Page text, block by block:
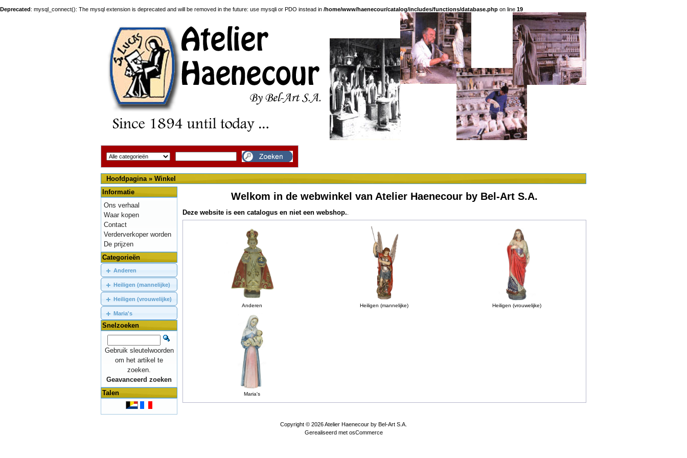
Deprecated: mysql_connect(): The mysql extension is deprecated and will be removed in the future: use mysqli or PDO instead in /home/www/haenecour/catalog/includes/functions/database.php on line 19
Hoofdpagina» Winkel
Welkom in de webwinkel van Atelier Haenecour by Bel-Art S.A.
Deze website is een catalogus en niet een webshop.
Anderen Heiligen (mannelijke) Heiligen (vrouwelijke)
Maria's
Informatie
Ons verhaal
Waar kopen
Contact
Verderverkoper worden
De prijzen
Categorieën
Anderen
Heiligen (mannelijke)
Heiligen (vrouwelijke)
Maria's
Snelzoeken
Gebruik sleutelwoorden
om het artikel te
zoeken.
Geavanceerd zoeken
Talen
Copyright © 2026Atelier Haenecour by Bel-Art S.A.
Gerealiseerd met osCommerce